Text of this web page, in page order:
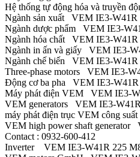
Hệ thống tự động hóa và truyền
Ngành sản xuất VEM IE3-W41R
Ngành dược phẩm VEM IE3-
Ngành hóa chất VEM IE3-W41R
Ngành in ấn và giấy VEM IE3-
Ngành chế biến VEM IE3-W41R
Three-phase motors VEM IE3-
Động cơ ba pha VEM IE3-
Máy phát điện VEM VEM IE3-
VEM generators VEM IE3-
máy phát điện trục VEM công
VEM high power shaft generator
Contact : 0932-600-412
Inverter VEM IE3-W41R 225